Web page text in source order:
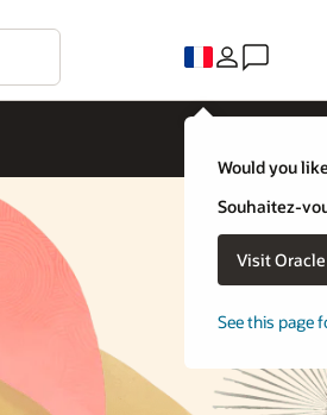
Would you
Souhaitez-
Visit
See this page